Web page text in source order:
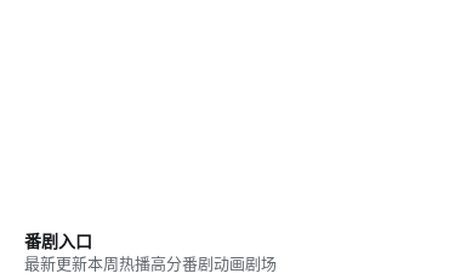
番剧入口
最新更新本周热播高分番剧动画剧场